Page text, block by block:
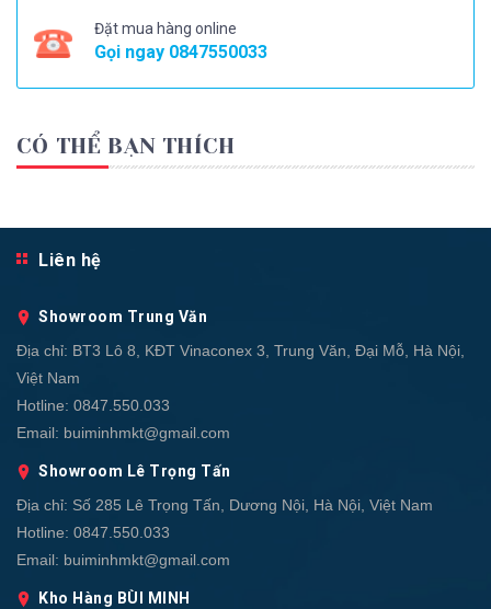
Đặt mua hàng online
Gọi ngay 0847550033
CÓ THỂ BẠN THÍCH
Liên hệ
Showroom Trung Văn
Địa chỉ: BT3 Lô 8, KĐT Vinaconex 3, Trung Văn, Đại Mỗ, Hà Nội,
Việt Nam
Hotline: 0847.550.033
Email: buiminhmkt@gmail.com
Showroom Lê Trọng Tấn
Địa chỉ: Số 285 Lê Trọng Tấn, Dương Nội, Hà Nội, Việt Nam
Hotline: 0847.550.033
Email: buiminhmkt@gmail.com
Kho Hàng BÙI MINH